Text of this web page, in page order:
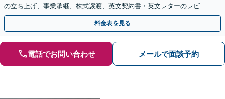
の立ち上げ、事業承継、株式譲渡、英文契約書・英文レターのレビュ
ー・ドラフトなどに対応。
料金表を見る
電話でお問い合わせ メールで面談予約